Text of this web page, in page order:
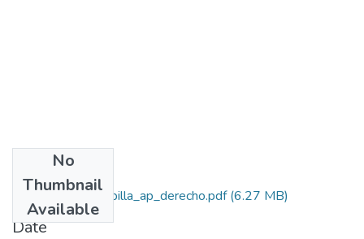
No
Thumbnail
Available
2025_arce_chambilla_ap_derecho.pdf(6.27 MB)
Date